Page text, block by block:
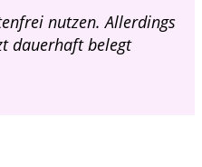
nutzen. Allerdings
dauerhaft belegt